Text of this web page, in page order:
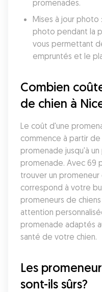
promenades.
Mises à jour photo
photo pendant la
vous permettant
empruntés et le
Combien
de chien à
Le coût d'une
commence à partir
promenade jusqu'à
promenade. Avec 69
trouver un
correspond à votre
promeneurs de
attention
promenade adaptés
santé de votre chien.
Les
sont-ils sûrs?